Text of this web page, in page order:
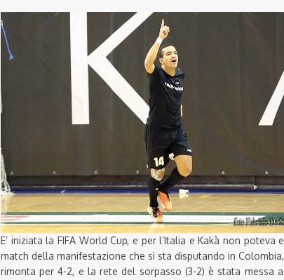
E’ iniziata la FIFA World Cup, e per l’Italia e Kakà non
match della manifestazione che si sta disputando in
rimonta per 4-2, e la rete del sorpasso (3-2) è stata messa